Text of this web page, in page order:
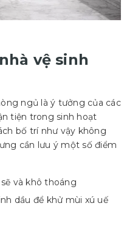
vệ sinh
ngủ là ý tưởng của các
tiện trong sinh hoạt
bố trí như vậy không
cần lưu ý một số điểm
và khô thoáng
dầu để khử mùi xú uế